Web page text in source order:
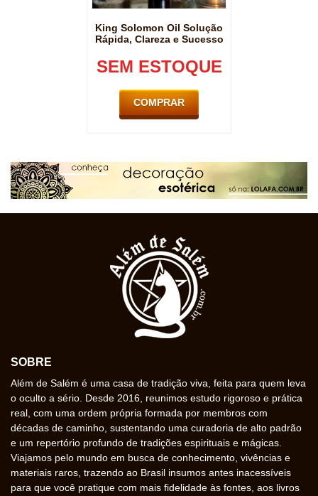
King Solomon Oil Solução
Rápida, Clareza e Sucesso
SEM ESTOQUE
COMPRAR
SOBRE
Além de Salém é uma casa de tradição viva, feita para quem leva
o oculto a sério. Desde 2016, reunimos estudo rigoroso e prática
real, com uma ordem própria formada por membros com
décadas de caminho, sustentando uma curadoria de alto padrão
e um repertório profundo de tradições espirituais e mágicas.
Viajamos pelo mundo em busca de conhecimento, vivências e
materiais raros, trazendo ao Brasil insumos antes inacessíveis
para que você pratique com mais fidelidade às fontes, aos livros